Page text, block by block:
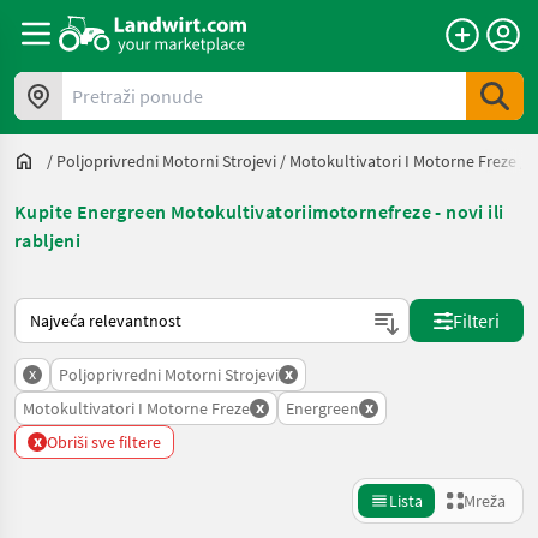
Pretraži ponude
/ Poljoprivredni Motorni Strojevi / Motokultivatori I Motorne Freze
Kupite Energreen Motokultivatoriimotornefreze - novi ili
rabljeni
Način na koji sortira Landwirt.com
Filteri
x Poljoprivredni Motorni Strojevi x
Motokultivatori I Motorne Freze x Energreen x
x Obriši sve filtere
Lista Mreža